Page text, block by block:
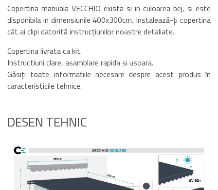
Copertina manuala VECCHIO exista si in culoarea bej, si este
disponibila in dimensiunile 400x300cm. Instalează-ți copertina
cât ai clipi datorită instrucțiunilor noastre detaliate.
Copertina livrata ca kit.
Instructiuni clare, asamblare rapida si usoara.
Găsiți toate informațiile necesare despre acest produs în
caracteristicile tehnice.
DESEN TEHNIC